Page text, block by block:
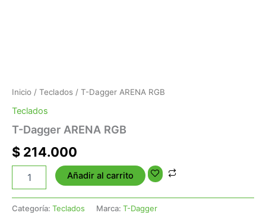
Inicio / Teclados / T-Dagger ARENA RGB
Teclados
T-Dagger ARENA RGB
$ 214.000
Añadir al carrito
Categoría: Teclados Marca: T-Dagger